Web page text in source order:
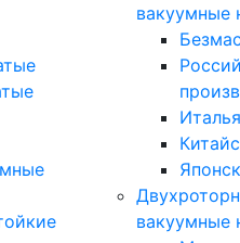
вакуумные
вакуумные